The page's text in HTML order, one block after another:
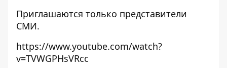
Приглашаются только представители
СМИ.
https://www.youtube.com/watch?
v=TVWGPHsVRcc